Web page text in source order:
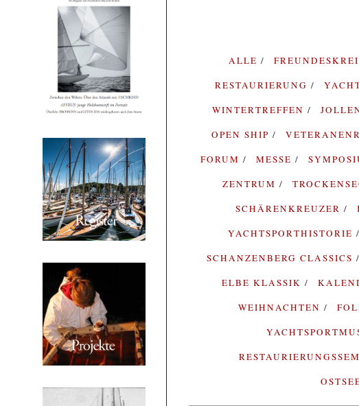
ALLE
RESTAURIERUNG
WINTERTREFFEN
OPEN SHIP
FORUM
MESSE
ZENTRUM
SCHÄRENKREUZER
YACHTSPORTHISTORIE
SCHANZENBERG CLASSICS
ELBE KLASSIK
WEIHNACHTEN